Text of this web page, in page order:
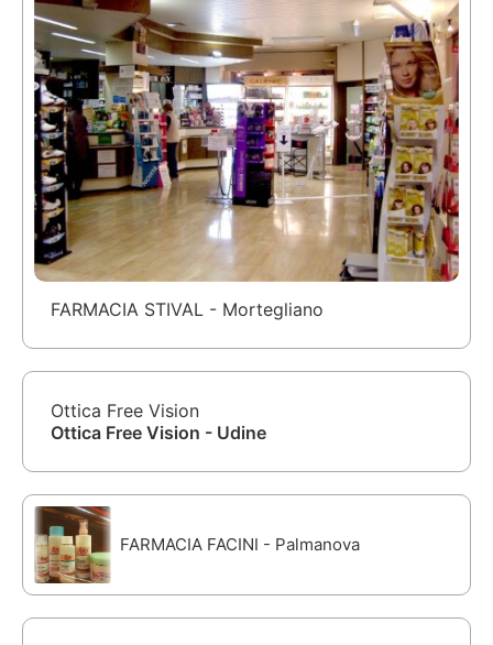
FARMACIA STIVAL - Mortegliano
Ottica Free Vision
Ottica Free Vision - Udine
FARMACIA FACINI - Palmanova